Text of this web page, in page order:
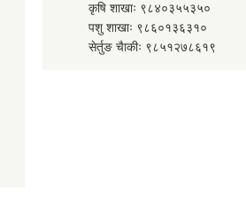
कृषि शाखाः ९८४०३५५३५०
पशु शाखाः ९८६०१३६३१०
सेर्तुङ चैाकीः ९८५१२७८६१९